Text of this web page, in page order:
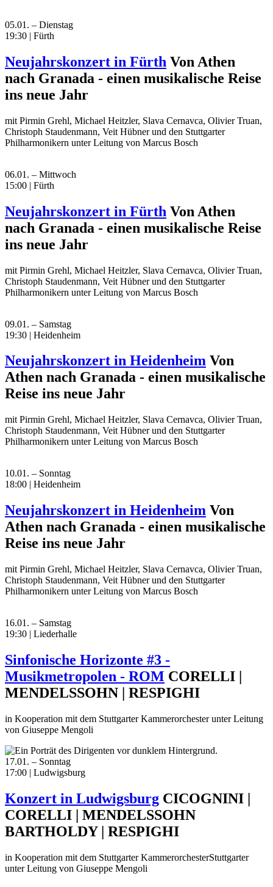
05.01. – Dienstag
19:30 | Fürth
Neujahrskonzert in Fürth Von Athen
nach Granada - einen musikalische Reise
ins neue Jahr
mit Pirmin Grehl, Michael Heitzler, Slava Cernavca, Olivier Truan,
Christoph Staudenmann, Veit Hübner und den Stuttgarter
Philharmonikern unter Leitung von Marcus Bosch
06.01. – Mittwoch
15:00 | Fürth
Neujahrskonzert in Fürth Von Athen
nach Granada - einen musikalische Reise
ins neue Jahr
mit Pirmin Grehl, Michael Heitzler, Slava Cernavca, Olivier Truan,
Christoph Staudenmann, Veit Hübner und den Stuttgarter
Philharmonikern unter Leitung von Marcus Bosch
09.01. – Samstag
19:30 | Heidenheim
Neujahrskonzert in Heidenheim Von
Athen nach Granada - einen musikalische
Reise ins neue Jahr
mit Pirmin Grehl, Michael Heitzler, Slava Cernavca, Olivier Truan,
Christoph Staudenmann, Veit Hübner und den Stuttgarter
Philharmonikern unter Leitung von Marcus Bosch
10.01. – Sonntag
18:00 | Heidenheim
Neujahrskonzert in Heidenheim Von
Athen nach Granada - einen musikalische
Reise ins neue Jahr
mit Pirmin Grehl, Michael Heitzler, Slava Cernavca, Olivier Truan,
Christoph Staudenmann, Veit Hübner und den Stuttgarter
Philharmonikern unter Leitung von Marcus Bosch
16.01. – Samstag
19:30 | Liederhalle
Sinfonische Horizonte #3 -
Musikmetropolen - ROM CORELLI |
MENDELSSOHN | RESPIGHI
in Kooperation mit dem Stuttgarter Kammerorchester unter Leitung
von Giuseppe Mengoli
17.01. – Sonntag
17:00 | Ludwigsburg
Konzert in Ludwigsburg CICOGNINI |
CORELLI | MENDELSSOHN
BARTHOLDY | RESPIGHI
in Kooperation mit dem Stuttgarter KammerorchesterStuttgarter
unter Leitung von Giuseppe Mengoli